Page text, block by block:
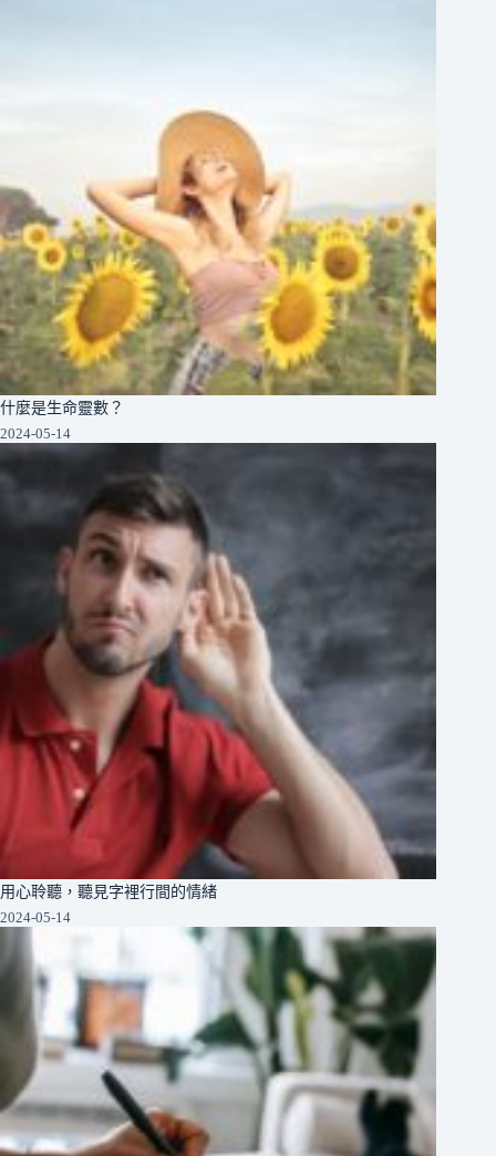
什麼是生命靈數？
2024-05-14
用心聆聽，聽見字裡行間的情緒
2024-05-14